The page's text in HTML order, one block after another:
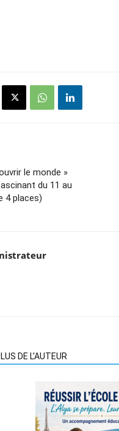
le monde »
du 11 au
4 places)
DE L'AUTEUR